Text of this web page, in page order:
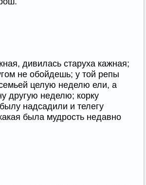
дивилась старуха кажная;
не обойдешь; у той репы
целую неделю ели, а
другую неделю; корку
надсадили и телегу
была мудрость недавно